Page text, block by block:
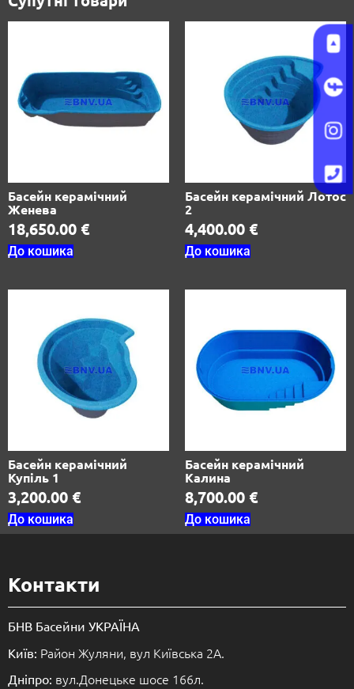
Басейн керамічний
Женева
18,650.00 €
До кошика
Басейн керамічний Лотос
2
4,400.00 €
До кошика
Басейн керамічний
Купіль 1
3,200.00 €
До кошика
Басейн керамічний
Калина
8,700.00 €
До кошика
Контакти
БНВ Басейни УКРАЇНА
Київ: Район Жуляни, вул Київська 2А.
Дніпро: вул.Донецьке шосе 166л.